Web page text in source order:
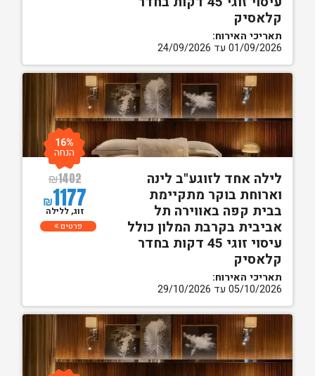
קלאסיק
תאריכי האירוח:
01/09/2026 עד 24/09/2026
לילה אחד לזוגע"ב לינה
וארוחת בוקר מתקיימת
בבית קפה באווירה תל
אביבית בקרבת המלון כולל
עיסוי זוגי 45 דקות בחדר
קלאסיק
תאריכי האירוח:
05/10/2026 עד 29/10/2026
₪1402
₪1177
16%
הנחה
זוג, ללילה
פרטים